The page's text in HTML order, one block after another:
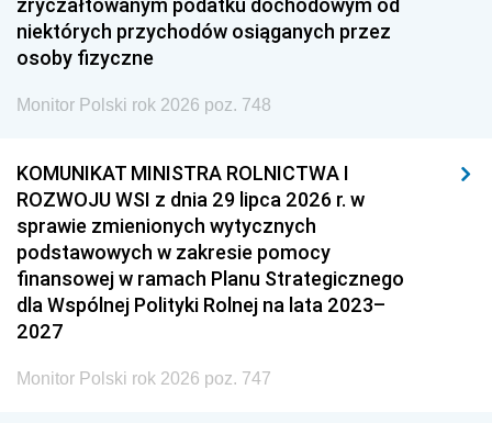
niektórych przychodów osiąganych przez
osoby fizyczne
Monitor Polski rok 2026 poz. 748
KOMUNIKAT MINISTRA ROLNICTWA I
ROZWOJU WSI z dnia 29 lipca 2026 r. w
sprawie zmienionych wytycznych
podstawowych w zakresie pomocy
finansowej w ramach Planu Strategicznego
dla Wspólnej Polityki Rolnej na lata 2023–
2027
Monitor Polski rok 2026 poz. 747